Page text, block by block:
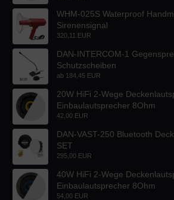
WHM-025S Waterproof
Sirenensignal
320,11 EUR
DAN-INTERCOM-1
Schutzscheiben
ab 184,45 EUR
20W HiFi 2-Wege
Einbaulautsprecher 8Ohm
42,00 EUR
DAN-VAST-250 Bluetooth
SET
295,00 EUR
40W HiFi 2-Wege
Einbaulautsprecher 8Ohm
54,00 EUR